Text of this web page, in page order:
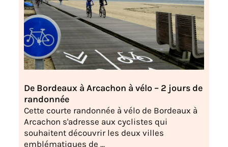
De Bordeaux à Arcachon à vélo – 2 jours de
randonnée
Cette courte randonnée à vélo de Bordeaux à
Arcachon s'adresse aux cyclistes qui
souhaitent découvrir les deux villes
emblématiques de ...